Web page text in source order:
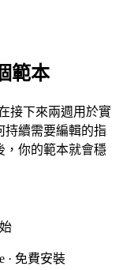
範本
接下來兩週用於實
持續需要編輯的指
，你的範本就會穩
· 免費安裝